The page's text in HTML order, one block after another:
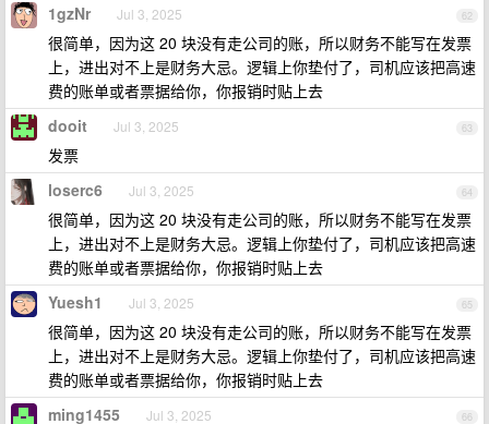
62
1gzNr Jul 3, 2025
很简单，因为这 20 块没有走公司的账，所以财务不能写在发票
上，进出对不上是财务大忌。逻辑上你垫付了，司机应该把高速
费的账单或者票据给你，你报销时贴上去
63
dooit Jul 3, 2025
发票
64
loserc6 Jul 3, 2025
很简单，因为这 20 块没有走公司的账，所以财务不能写在发票
上，进出对不上是财务大忌。逻辑上你垫付了，司机应该把高速
费的账单或者票据给你，你报销时贴上去
65
Yuesh1 Jul 3, 2025
很简单，因为这 20 块没有走公司的账，所以财务不能写在发票
上，进出对不上是财务大忌。逻辑上你垫付了，司机应该把高速
费的账单或者票据给你，你报销时贴上去
66
ming1455 Jul 3, 2025